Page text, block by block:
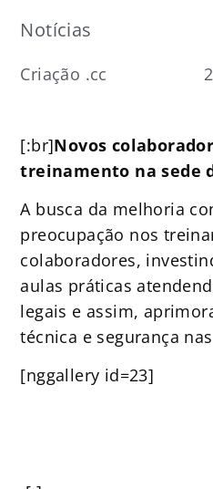
Notícias
Criação .cc
[:br]Novos
treinamento na sede
A busca da melhoria
preocupação nos
colaboradores,
aulas práticas
legais e assim,
técnica e segurança
[nggallery id=23]